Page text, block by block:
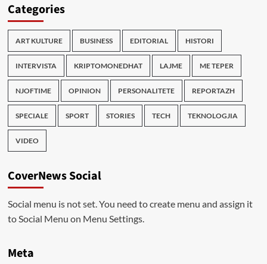
Categories
ART KULTURE BUSINESS EDITORIAL HISTORI
INTERVISTA KRIPTOMONEDHAT LAJME ME TEPER
NJOFTIME OPINION PERSONALITETE REPORTAZH
SPECIALE SPORT STORIES TECH TEKNOLOGJIA
VIDEO
CoverNews Social
Social menu is not set. You need to create menu and assign it
to Social Menu on Menu Settings.
Meta